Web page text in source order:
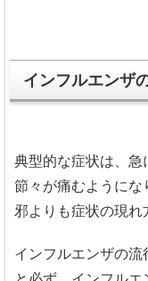
インフルエンザ
典型的な症状は、
節々が痛むように
邪よりも症状の現れ
インフルエンザの流